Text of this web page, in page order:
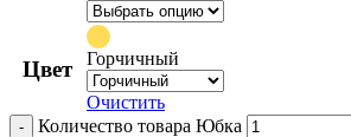
Цвет Горчичный
Очистить
Количество товара Юбка